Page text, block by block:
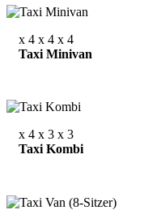
x 4 x 4 x 4
Taxi Minivan
x 4 x 3 x 3
Taxi Kombi